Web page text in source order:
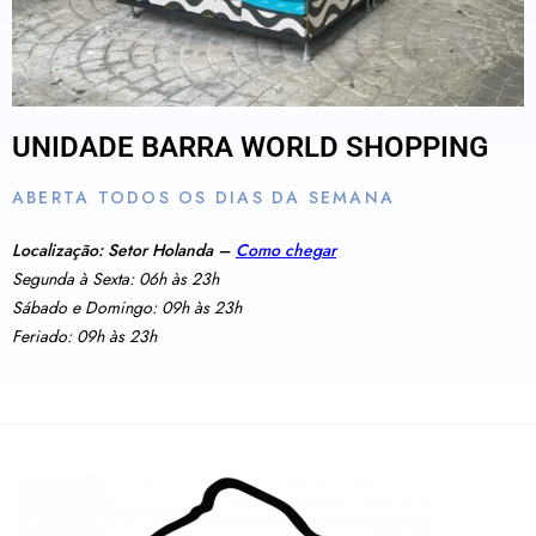
UNIDADE BARRA WORLD SHOPPING
ABERTA TODOS OS DIAS DA SEMANA
Localização: Setor Holanda – Como chegar
Segunda à Sexta: 06h às 23h
Sábado e Domingo: 09h às 23h
Feriado: 09h às 23h